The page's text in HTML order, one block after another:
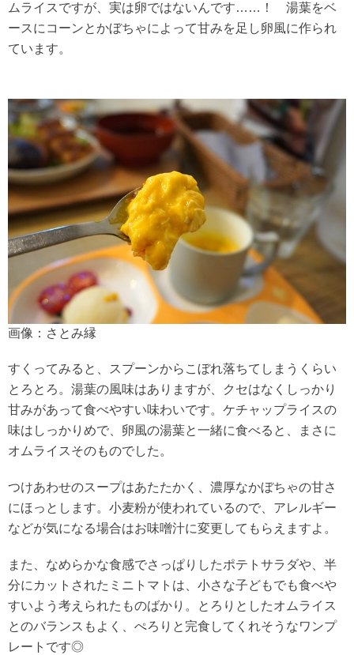
ムライスですが、実は卵ではないんです……！ 湯葉をベ
ースにコーンとかぼちゃによって甘みを足し卵風に作られ
ています。
画像：さとみ縁
すくってみると、スプーンからこぼれ落ちてしまうくらい
とろとろ。湯葉の風味はありますが、クセはなくしっかり
甘みがあって食べやすい味わいです。ケチャップライスの
味はしっかりめで、卵風の湯葉と一緒に食べると、まさに
オムライスそのものでした。
つけあわせのスープはあたたかく、濃厚なかぼちゃの甘さ
にほっとします。小麦粉が使われているので、アレルギー
などが気になる場合はお味噌汁に変更してもらえますよ。
また、なめらかな食感でさっぱりしたポテトサラダや、半
分にカットされたミニトマトは、小さな子どもでも食べや
すいよう考えられたものばかり。とろりとしたオムライス
とのバランスもよく、ぺろりと完食してくれそうなワンプ
レートです◎